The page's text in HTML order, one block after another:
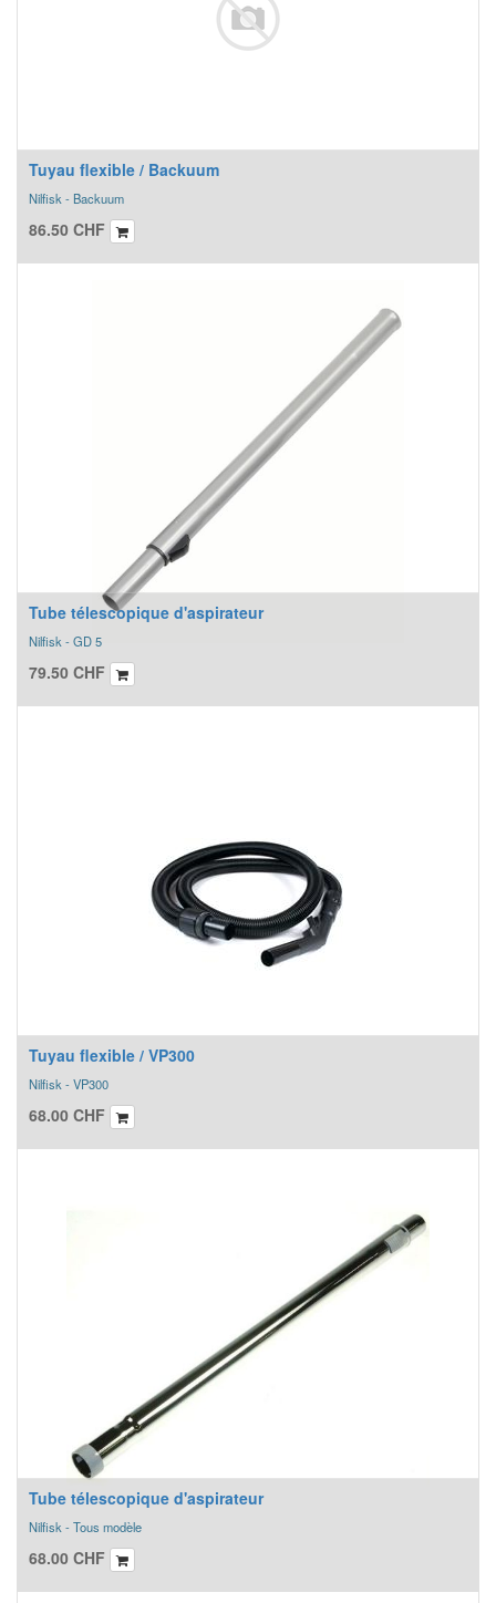
Tuyau flexible / Backuum
Nilfisk - Backuum
86.50 CHF
Tube télescopique d'aspirateur
Nilfisk - GD 5
79.50 CHF
Tuyau flexible / VP300
Nilfisk - VP300
68.00 CHF
Tube télescopique d'aspirateur
Nilfisk - Tous modèle
68.00 CHF